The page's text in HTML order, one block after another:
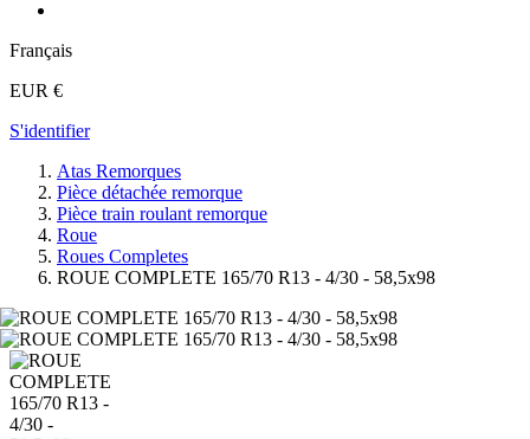
Français
EUR €
S'identifier
Atas Remorques
Pièce détachée remorque
Pièce train roulant remorque
Roue
Roues Completes
ROUE COMPLETE 165/70 R13 - 4/30 - 58,5x98